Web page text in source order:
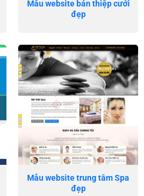
Mẫu website bán thiệp cưới
đẹp
Mẫu website trung tâm Spa
đẹp